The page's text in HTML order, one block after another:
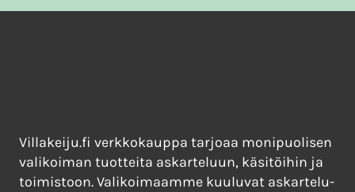
Villakeiju.fi verkkokauppa tarjoaa monipuolisen
valikoiman tuotteita askarteluun, käsitöihin ja
toimistoon. Valikoimaamme kuuluvat askartelu-